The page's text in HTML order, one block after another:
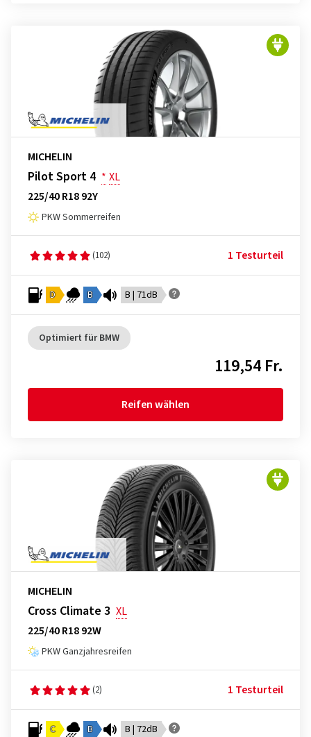
MICHELIN
Pilot Sport 4 * XL
225/40 R18 92Y
PKW Sommerreifen
(102) 1 Testurteil
D B B | 71dB
Optimiert für BMW
119,54 Fr.
Reifen wählen
MICHELIN
Cross Climate 3 XL
225/40 R18 92W
PKW Ganzjahresreifen
(2) 1 Testurteil
C B B | 72dB